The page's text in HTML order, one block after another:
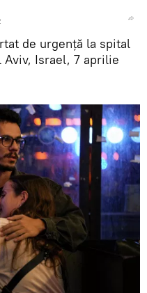
de urgență la spital
Israel, 7 aprilie